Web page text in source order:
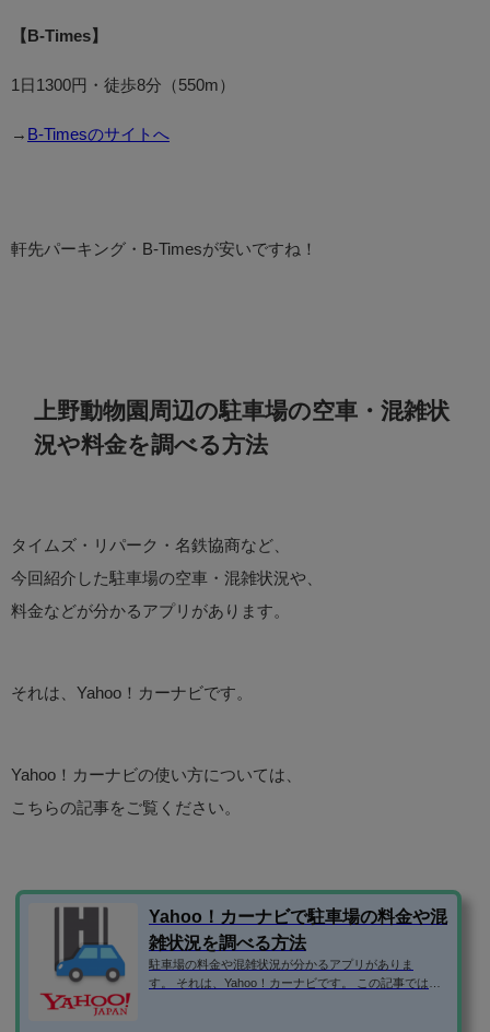
【B-Times】
1日1300円・徒歩8分（550m）
→ B-Timesのサイトへ
軒先パーキング・B-Timesが安いですね！
上野動物園周辺の駐車場の空車・混雑状
況や料金を調べる方法
タイムズ・リパーク・名鉄協商など、
今回紹介した駐車場の空車・混雑状況や、
料金などが分かるアプリがあります。
それは、Yahoo！カーナビです。
Yahoo！カーナビの使い方については、
こちらの記事をご覧ください。
Yahoo！カーナビで駐車場の料金や混
雑状況を調べる方法
駐車場の料金や混雑状況が分かるアプリがありま
す。 それは、Yahoo！カーナビです。 この記事では、Y